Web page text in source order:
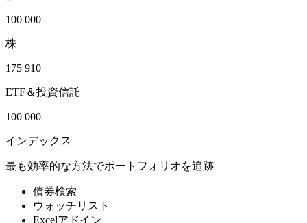
100 000
株
175 910
ETF＆投資信託
100 000
インデックス
最も効率的な方法でポートフォリオを追跡
債券検索
ウォッチリスト
Excelアドイン